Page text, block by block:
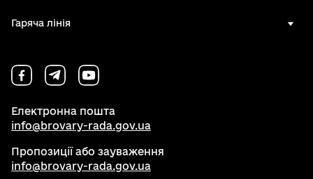
Гаряча лінія
Електронна пошта
info@brovary-rada.gov.ua
Пропозиції або зауваження
info@brovary-rada.gov.ua